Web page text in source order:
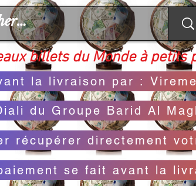
billets du Monde à petits
la livraison par :
du Groupe Barid Al
récupérer directement
se fait avant la